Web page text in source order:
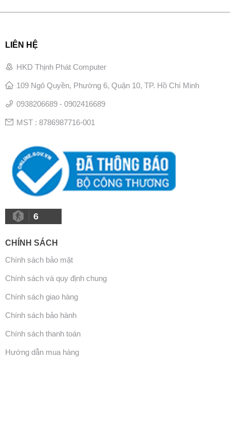
LIÊN HỆ
HKD Thịnh Phát Computer
109 Ngô Quyền, Phường 6, Quận 10, TP. Hồ Chí Minh
0938206689 - 0902416689
MST : 8786987716-001
6
CHÍNH SÁCH
Chính sách bảo mật
Chính sách và quy định chung
Chính sách giao hàng
Chính sách bảo hành
Chính sách thanh toán
Hướng dẫn mua hàng